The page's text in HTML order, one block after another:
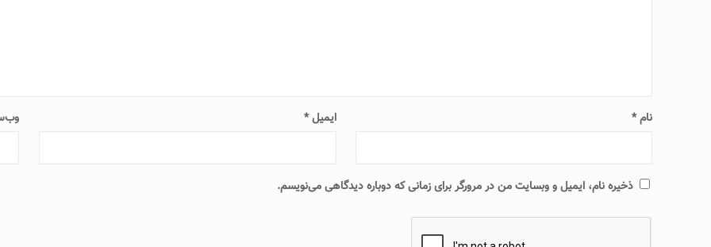
نام* ایمیل*
ذخیره نام، ایمیل و وبسایت من در مرورگر برای زمانی که دوباره دیدگاهی می‌نویسم.